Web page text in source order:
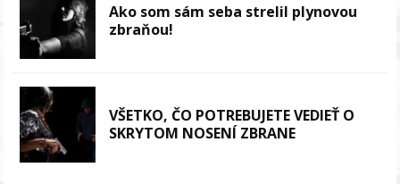
Ako som sám seba strelil plynovou
zbraňou!
VŠETKO, ČO POTREBUJETE VEDIEŤ O
SKRYTOM NOSENÍ ZBRANE